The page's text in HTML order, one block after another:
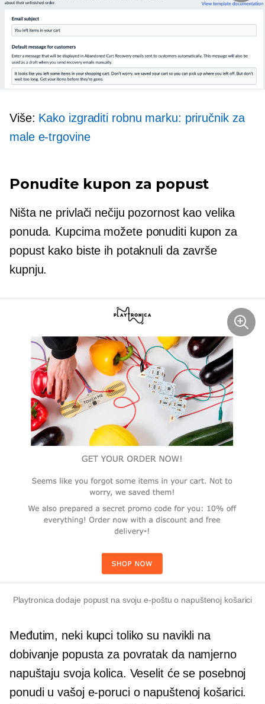
Više: Kako izgraditi robnu marku: priručnik za
male e-trgovine
Ponudite kupon za popust
Ništa ne privlači nečiju pozornost kao velika
ponuda. Kupcima možete ponuditi kupon za
popust kako biste ih potaknuli da završe
kupnju.
Playtronica dodaje popust na svoju e-poštu o napuštenoj košarici
Međutim, neki kupci toliko su navikli na
dobivanje popusta za povratak da namjerno
napuštaju svoja kolica. Veselit će se posebnoj
ponudi u vašoj e-poruci o napuštenoj košarici.